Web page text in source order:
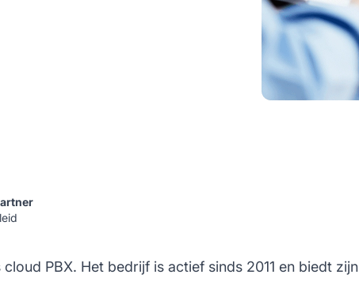
PBX. Het bedrijf is actief sinds 2011 en biedt zijn